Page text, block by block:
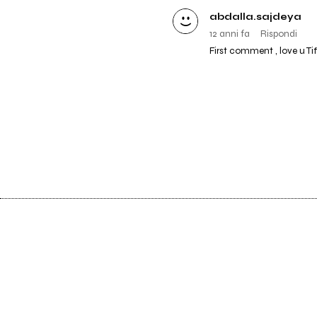
abdalla.sajdeya
12 anni fa
Rispondi
First comment , love u